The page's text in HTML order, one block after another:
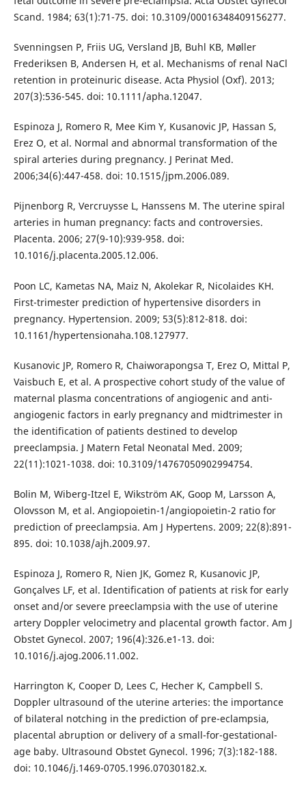
Scand. 1984; 63(1):71-75. doi: 10.3109/00016348409156277.
Svenningsen P, Friis UG, Versland JB, Buhl KB, Møller
Frederiksen B, Andersen H, et al. Mechanisms of renal NaCl
retention in proteinuric disease. Acta Physiol (Oxf). 2013;
207(3):536-545. doi: 10.1111/apha.12047.
Espinoza J, Romero R, Mee Kim Y, Kusanovic JP, Hassan S,
Erez O, et al. Normal and abnormal transformation of the
spiral arteries during pregnancy. J Perinat Med.
2006;34(6):447-458. doi: 10.1515/jpm.2006.089.
Pijnenborg R, Vercruysse L, Hanssens M. The uterine spiral
arteries in human pregnancy: facts and controversies.
Placenta. 2006; 27(9-10):939-958. doi:
10.1016/j.placenta.2005.12.006.
Poon LC, Kametas NA, Maiz N, Akolekar R, Nicolaides KH.
First-trimester prediction of hypertensive disorders in
pregnancy. Hypertension. 2009; 53(5):812-818. doi:
10.1161/hypertensionaha.108.127977.
Kusanovic JP, Romero R, Chaiworapongsa T, Erez O, Mittal P,
Vaisbuch E, et al. A prospective cohort study of the value of
maternal plasma concentrations of angiogenic and anti-
angiogenic factors in early pregnancy and midtrimester in
the identification of patients destined to develop
preeclampsia. J Matern Fetal Neonatal Med. 2009;
22(11):1021-1038. doi: 10.3109/14767050902994754.
Bolin M, Wiberg-Itzel E, Wikström AK, Goop M, Larsson A,
Olovsson M, et al. Angiopoietin-1/angiopoietin-2 ratio for
prediction of preeclampsia. Am J Hypertens. 2009; 22(8):891-
895. doi: 10.1038/ajh.2009.97.
Espinoza J, Romero R, Nien JK, Gomez R, Kusanovic JP,
Gonçalves LF, et al. Identification of patients at risk for early
onset and/or severe preeclampsia with the use of uterine
artery Doppler velocimetry and placental growth factor. Am J
Obstet Gynecol. 2007; 196(4):326.e1-13. doi:
10.1016/j.ajog.2006.11.002.
Harrington K, Cooper D, Lees C, Hecher K, Campbell S.
Doppler ultrasound of the uterine arteries: the importance
of bilateral notching in the prediction of pre-eclampsia,
placental abruption or delivery of a small-for-gestational-
age baby. Ultrasound Obstet Gynecol. 1996; 7(3):182-188.
doi: 10.1046/j.1469-0705.1996.07030182.x.